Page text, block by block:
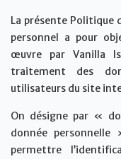
La présente Politique
personnel a pour
œuvre par Vanilla
traitement des
utilisateurs du site
On désigne par «
donnée
permettre